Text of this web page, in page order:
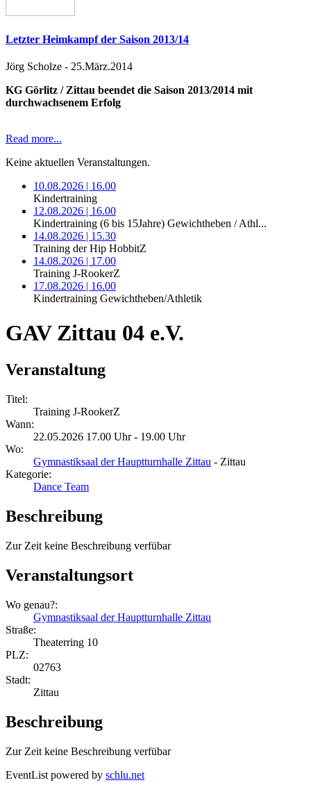
Letzter Heimkampf der Saison 2013/14
Jörg Scholze - 25.März.2014
KG Görlitz / Zittau beendet die Saison 2013/2014 mit
durchwachsenem Erfolg
Read more...
Keine aktuellen Veranstaltungen.
10.08.2026 | 16.00
Kindertraining
12.08.2026 | 16.00
Kindertraining (6 bis 15Jahre) Gewichtheben / Athl...
14.08.2026 | 15.30
Training der Hip HobbitZ
14.08.2026 | 17.00
Training J-RookerZ
17.08.2026 | 16.00
Kindertraining Gewichtheben/Athletik
GAV Zittau 04 e.V.
Veranstaltung
Titel:
Training J-RookerZ
Wann:
22.05.2026 17.00 Uhr - 19.00 Uhr
Wo:
Gymnastiksaal der Hauptturnhalle Zittau - Zittau
Kategorie:
Dance Team
Beschreibung
Zur Zeit keine Beschreibung verfübar
Veranstaltungsort
Wo genau?:
Gymnastiksaal der Hauptturnhalle Zittau
Straße:
Theaterring 10
PLZ:
02763
Stadt:
Zittau
Beschreibung
Zur Zeit keine Beschreibung verfübar
EventList powered by schlu.net